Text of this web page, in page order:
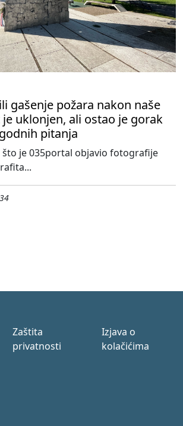
gašenje požara nakon naše
uklonjen, ali ostao je gorak
pitanja
što je 035portal objavio fotografije
Zaštita
privatnosti
Izjava o
kolačićima